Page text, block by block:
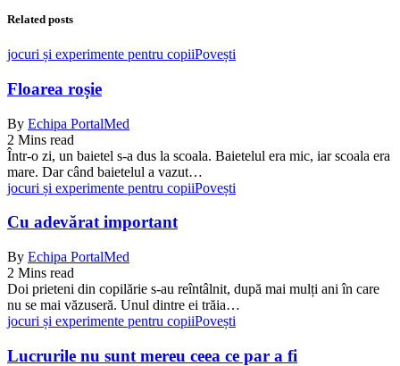
Related posts
jocuri și experimente pentru copiiPovești
Floarea roșie
By Echipa PortalMed
2 Mins read
Într-o zi, un baietel s-a dus la scoala. Baietelul era mic, iar scoala era
mare. Dar când baietelul a vazut…
jocuri și experimente pentru copiiPovești
Cu adevărat important
By Echipa PortalMed
2 Mins read
Doi prieteni din copilărie s-au reîntâlnit, după mai mulți ani în care
nu se mai văzuseră. Unul dintre ei trăia…
jocuri și experimente pentru copiiPovești
Lucrurile nu sunt mereu ceea ce par a fi